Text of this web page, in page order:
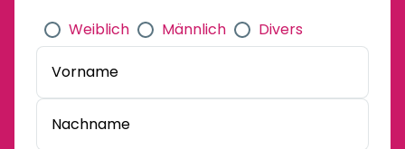
Weiblich
Männlich Divers
Vorname
Nachname